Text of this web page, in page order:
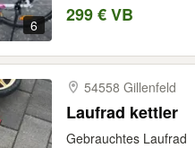
6 299 € VB
54558 Gillenfeld
Laufrad kettler
Gebrauchtes Laufrad